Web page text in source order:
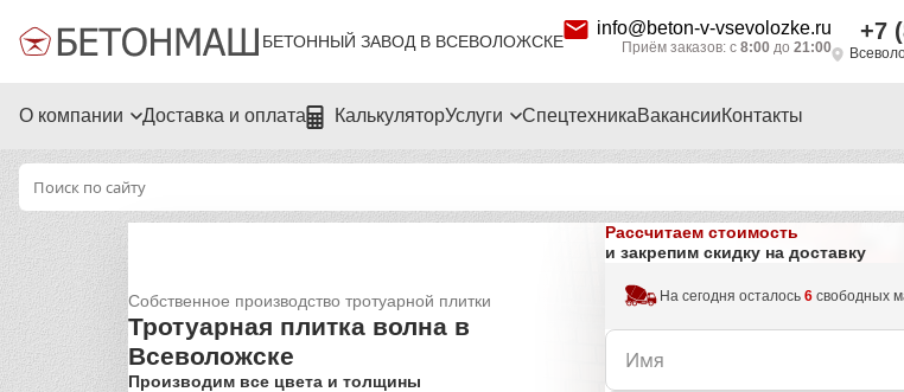
БЕТОННЫЙ ЗАВОД В ВСЕВОЛОЖСКЕ
info@beton-v-vsevolozke.ru
Приём заказов: с 8:00 до 21:00
+7
О компании Доставка и оплата КалькуляторУслуги СпецтехникаВакансииКонтакты
Собственное производство тротуарной плитки
Тротуарная плитка волна в
Всеволожске
Производим все цвета и толщины
Рассчитаем стоимость
и закрепим скидку на доставку
На сегодня осталось6 свободных